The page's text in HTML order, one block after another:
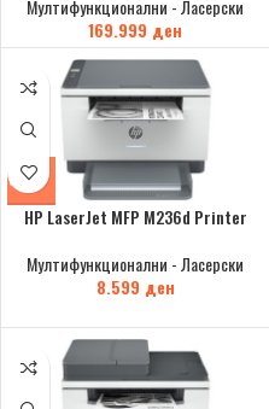
Мултифункционални - Ласерски
169.999 ден
HP LaserJet MFP M236d Printer
Мултифункционални - Ласерски
8.599 ден